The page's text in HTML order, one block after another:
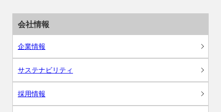
会社情報
企業情報
サステナビリティ
採用情報